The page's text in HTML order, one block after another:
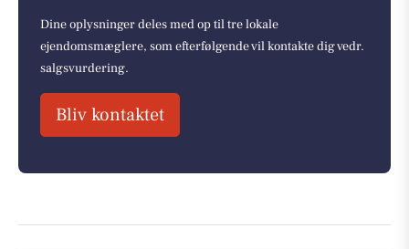
Dine oplysninger deles med op til tre lokale
ejendomsmæglere, som efterfølgende vil kontakte dig vedr.
salgsvurdering.
Bliv kontaktet